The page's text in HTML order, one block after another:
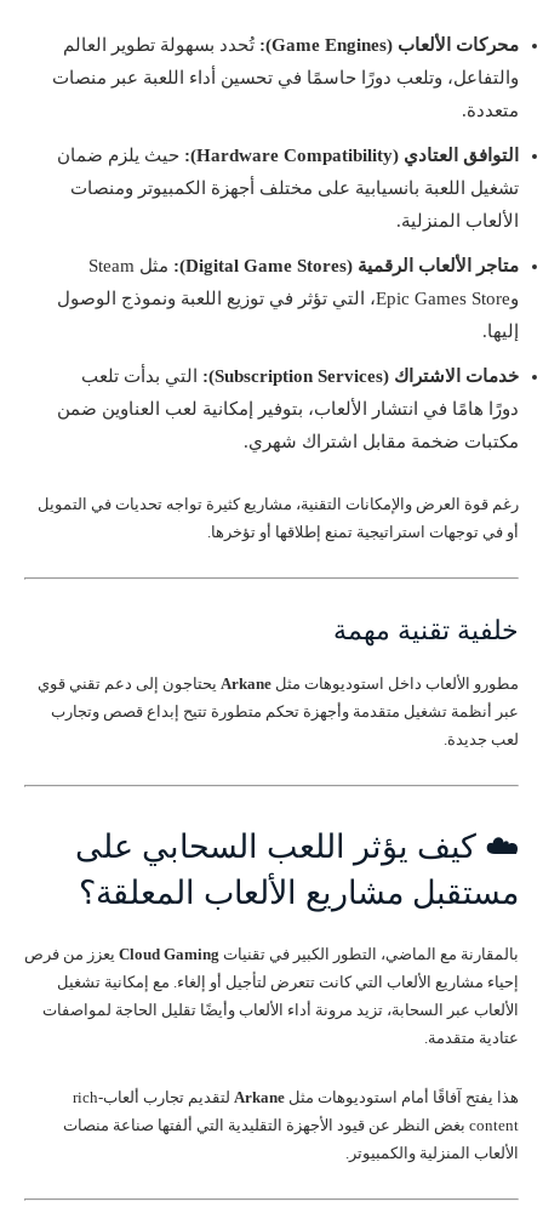
محركات الألعاب (Game Engines):
تُحدد بسهولة تطوير العالم
والتفاعل، وتلعب دورًا حاسمًا في تحسين أداء اللعبة عبر منصات
متعددة.
التوافق العتادي (Hardware Compatibility):
حيث يلزم ضمان
تشغيل اللعبة بانسيابية على مختلف أجهزة الكمبيوتر ومنصات
الألعاب المنزلية.
متاجر الألعاب الرقمية (Digital Game Stores):
مثل Steam
وEpic Games Store، التي تؤثر في توزيع اللعبة ونموذج الوصول
إليها.
خدمات الاشتراك (Subscription Services):
التي بدأت تلعب
دورًا هامًا في انتشار الألعاب، بتوفير إمكانية لعب العناوين ضمن
مكتبات ضخمة مقابل اشتراك شهري.
رغم قوة العرض والإمكانات التقنية، مشاريع كثيرة تواجه تحديات في التمويل
أو في توجهات استراتيجية تمنع إطلاقها أو تؤخرها.
خلفية تقنية مهمة
مطورو الألعاب داخل استوديوهات مثل Arkane يحتاجون إلى دعم تقني قوي
عبر أنظمة تشغيل متقدمة وأجهزة تحكم متطورة تتيح إبداع قصص وتجارب
لعب جديدة.
☁️ كيف يؤثر اللعب السحابي على
مستقبل مشاريع الألعاب المعلقة؟
بالمقارنة مع الماضي، التطور الكبير في تقنيات Cloud Gaming يعزز من فرص
إحياء مشاريع الألعاب التي كانت تتعرض لتأجيل أو إلغاء. مع إمكانية تشغيل
الألعاب عبر السحابة، تزيد مرونة أداء الألعاب وأيضًا تقليل الحاجة لمواصفات
عتادية متقدمة.
هذا يفتح آفاقًا أمام استوديوهات مثل Arkane
لتقديم تجارب ألعاب-rich
content بغض النظر عن قيود الأجهزة التقليدية التي ألفتها صناعة منصات
الألعاب المنزلية والكمبيوتر.